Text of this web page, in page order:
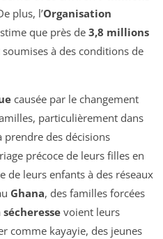
plus, l’Organisation
que près de 3,8 millions
à des conditions de
causée par le changement
particulièrement dans
prendre des décisions
précoce de leurs filles en
de leurs enfants à des réseaux
Ghana, des familles forcées
sécheresse voient leurs
comme kayayie, des jeunes